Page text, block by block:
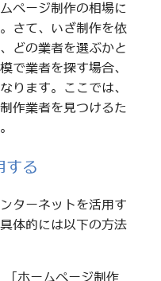
ページ制作の相場に
さて、いざ制作を依
どの業者を選ぶかと
で業者を探す場合、
ります。ここでは、
作業者を見つけるた
する
ターネットを活用す
体的には以下の方法
ホームページ制作